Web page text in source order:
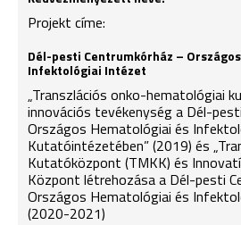
Projekt címe:
„Transzlációs onko-hematológiai
innovációs tevékenység a Dél-
Országos Hematológiai és
Kutatóintézetében” (2019) és
Kutatóközpont (TMKK) és
Központ létrehozása a Dél-pesti
Országos Hematológiai és
(2020-2021)